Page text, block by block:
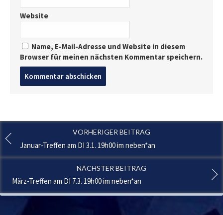
Website
Name, E-Mail-Adresse und Website in diesem
Browser für meinen nächsten Kommentar speichern.
VORHERIGER BEITRAG
Januar-Treffen am DI 3.1. 19h00 im neben*an
NÄCHSTER BEITRAG
März-Treffen am DI 7.3. 19h00 im neben*an